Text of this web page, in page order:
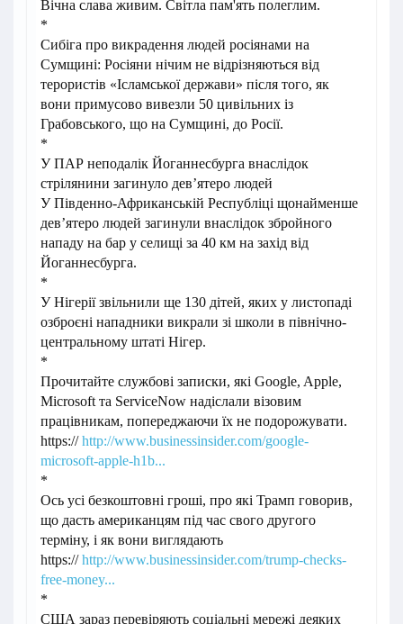
Вічна слава живим. Світла пам'ять полеглим.
*
Сибіга про викрадення людей росіянами на
Сумщині: Росіяни нічим не відрізняються від
терористів «Ісламської держави» після того, як
вони примусово вивезли 50 цивільних із
Грабовського, що на Сумщині, до Росії.
*
У ПАР неподалік Йоганнесбурга внаслідок
стрілянини загинуло дев’ятеро людей
У Південно-Африканській Республіці щонайменше
дев’ятеро людей загинули внаслідок збройного
нападу на бар у селищі за 40 км на захід від
Йоганнесбурга.
*
У Нігерії звільнили ще 130 дітей, яких у листопаді
озброєні нападники викрали зі школи в північно-
центральному штаті Нігер.
*
Прочитайте службові записки, які Google, Apple,
Microsoft та ServiceNow надіслали візовим
працівникам, попереджаючи їх не подорожувати.
https://http://www.businessinsider.com/google-
microsoft-apple-h1b...
*
Ось усі безкоштовні гроші, про які Трамп говорив,
що дасть американцям під час свого другого
терміну, і як вони виглядають
https://http://www.businessinsider.com/trump-checks-
free-money...
*
США зараз перевіряють соціальні мережі деяких